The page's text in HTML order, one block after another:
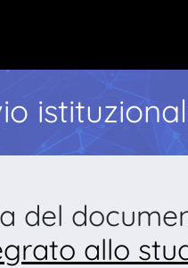
del
allo